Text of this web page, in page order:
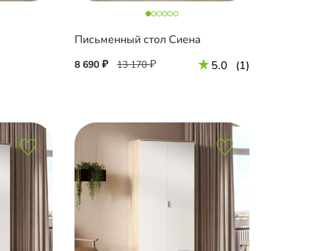
Письменный стол Сиена
8 690 13 170 5.0 (1)